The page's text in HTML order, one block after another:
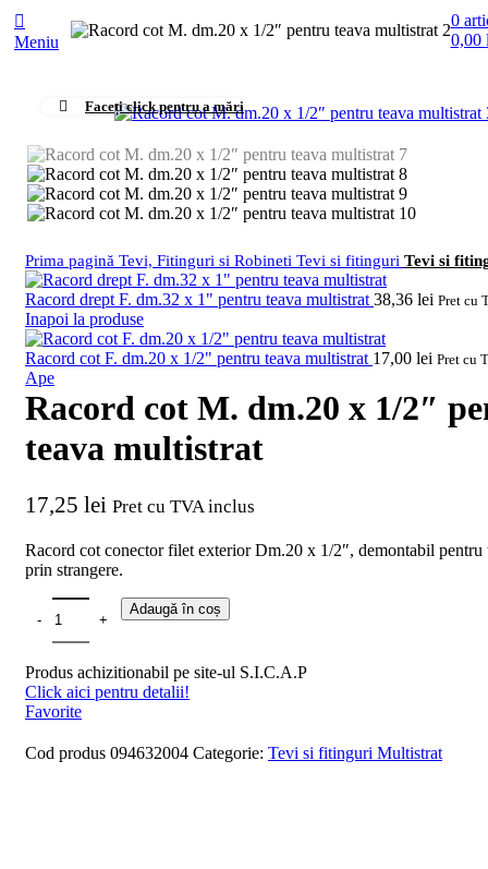
Meniu
0
0,00
Faceți click pentru a mări
Prima pagină Tevi, Fitinguri si Robineti Tevi si fitinguri Tevi si
Racord drept F. dm.32 x 1" pentru teava multistrat 38,36 lei Pret cu
Inapoi la produse
Racord cot F. dm.20 x 1/2" pentru teava multistrat 17,00 lei Pret cu
Ape
Racord cot M. dm.20 x 1/2″
teava multistrat
17,25 lei Pret cu TVA inclus
Racord cot conector filet exterior Dm.20 x 1/2″, demontabil pentru
prin strangere.
Adaugă în coș
Produs achizitionabil pe site-ul S.I.C.A.P
Click aici pentru detalii!
Favorite
Cod produs 094632004 Categorie: Tevi si fitinguri Multistrat